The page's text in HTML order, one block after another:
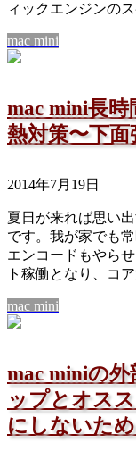
ィックエンジンの
mac mini
mac mini長
熱対策〜下
2014年7月19日
夏日が来れば思い
です。我が家でも
エンコードもやら
ト稼働となり、コ
mac mini
mac miniの
ップとオス
にしないた